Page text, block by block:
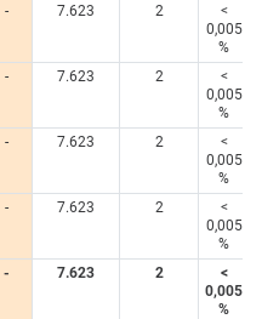
- 7.623 2
<
0,005
%
- 7.623 2
<
0,005
%
- 7.623 2
<
0,005
%
- 7.623 2
<
0,005
%
- 7.623 2
<
0,005
%